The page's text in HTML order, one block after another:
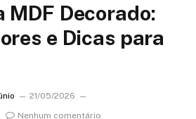
MDF Decorado:
e Dicas para
21/05/2026
Nenhum comentário